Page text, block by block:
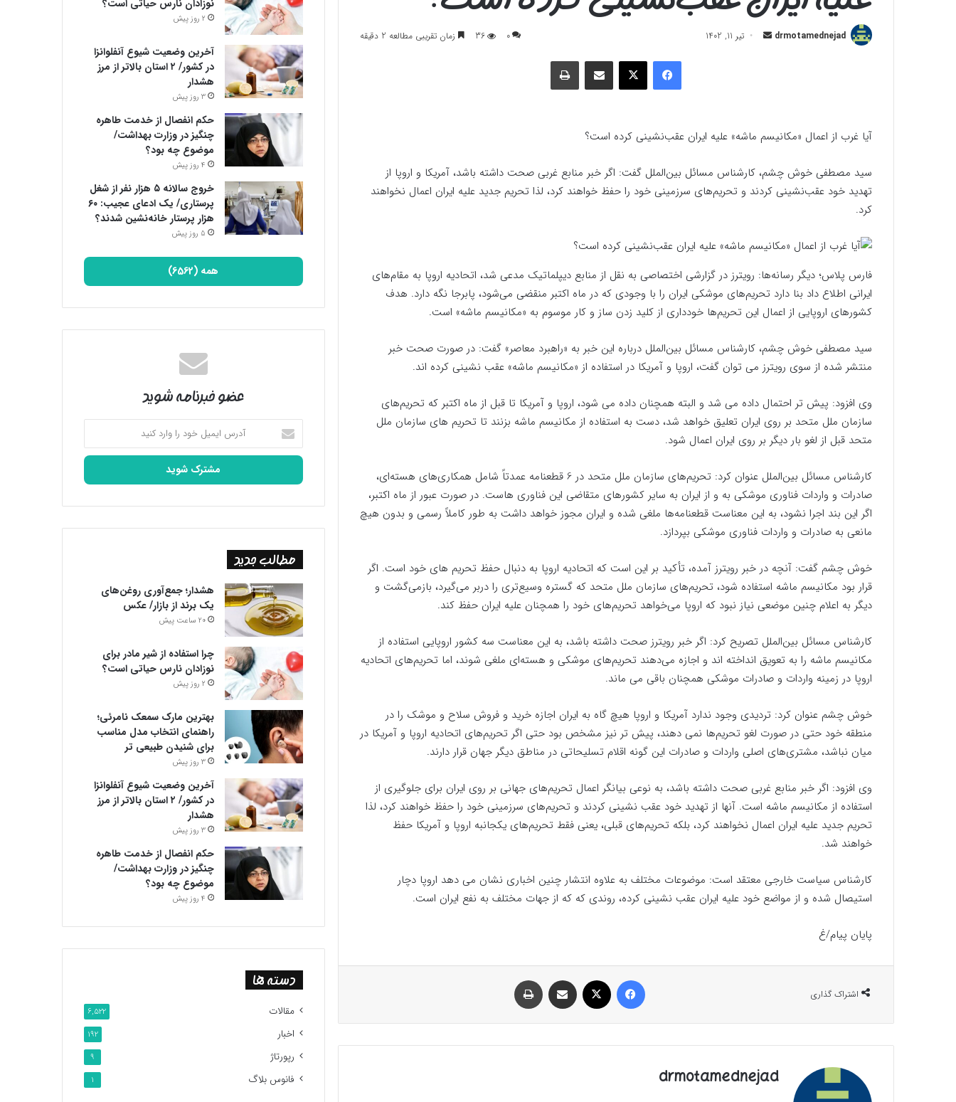
drmotamednejad
ارسال تیر 11, 1402 0
36 زمان تقریبی مطالعه 2 دقیقه
فیسبوک ایکس اشتراک گذاری با ایمیل چاپ
آیا غرب از اعمال «مکانیسم ماشه» علیه ایران عقب‌نشینی کرده است؟
سید مصطفی خوش چشم، کارشناس مسائل بین‌الملل گفت: اگر خبر منابع غربی صحت داشته باشد، آمریکا و اروپا از
تهدید خود عقب‌نشینی کردند و تحریم‌های سرزمینی خود را حفظ خواهند کرد، لذا تحریم جدید علیه ایران اعمال نخواهند
کرد.
فارس پلاس؛ دیگر رسانه‌ها: رویترز در گزارشی اختصاصی به نقل از منابع دیپلماتیک مدعی شد، اتحادیه اروپا به مقام‌های
ایرانی اطلاع داد بنا دارد تحریم‌های موشکی ایران را با وجودی که در ماه اکتبر منقضی می‌شود، پابرجا نگه دارد. هدف
کشورهای اروپایی از اعمال این تحریم‌ها خودداری از کلید زدن ساز و کار موسوم به «مکانیسم ماشه» است.
سید مصطفی خوش چشم، کارشناس مسائل بین‌الملل درباره این خبر به «راهبرد معاصر» گفت: در صورت صحت خبر
منتشر شده از سوی رویترز می توان گفت، اروپا و آمریکا در استفاده از «مکانیسم ماشه» عقب نشینی کرده اند.
وی افزود: پیش تر احتمال داده می شد و البته همچنان داده می شود، اروپا و آمریکا تا قبل از ماه اکتبر که تحریم‌های
سازمان ملل متحد بر روی ایران تعلیق خواهد شد، دست به استفاده از مکانیسم ماشه بزنند تا تحریم های سازمان ملل
متحد قبل از لغو بار دیگر بر روی ایران اعمال شود.
کارشناس مسائل بین‌الملل عنوان کرد: تحریم‌های سازمان ملل متحد در 6 قطعنامه عمدتاً شامل همکاری‌های هسته‌ای،
صادرات و واردات فناوری موشکی به و از ایران به سایر کشورهای متقاضی این فناوری هاست. در صورت عبور از ماه اکتبر،
اگر این بند اجرا نشود، به این معناست قطعنامه‌ها ملغی شده و ایران مجوز خواهد داشت به طور کاملاً رسمی و بدون هیچ
مانعی به صادرات و واردات فناوری موشکی بپردازد.
خوش چشم گفت: آنچه در خبر رویترز آمده، تأکید بر این است که اتحادیه اروپا به دنبال حفظ تحریم های خود است. اگر
قرار بود مکانیسم ماشه استفاده شود، تحریم‌های سازمان ملل متحد که گستره وسیع‌تری را دربر می‌گیرد، بازمی‌گشت و
دیگر به اعلام چنین موضعی نیاز نبود که اروپا می‌خواهد تحریم‌های خود را همچنان علیه ایران حفظ کند.
کارشناس مسائل بین‌الملل تصریح کرد: اگر خبر رویترز صحت داشته باشد، به این معناست سه کشور اروپایی استفاده از
مکانیسم ماشه را به تعویق انداخته اند و اجازه می‌دهند تحریم‌های موشکی و هسته‌ای ملغی شوند، اما تحریم‌های اتحادیه
اروپا در زمینه واردات و صادرات موشکی همچنان باقی می ماند.
خوش چشم عنوان کرد: تردیدی وجود ندارد آمریکا و اروپا هیچ گاه به ایران اجازه خرید و فروش سلاح و موشک را در
منطقه خود حتی در صورت لغو تحریم‌ها نمی دهند، پیش تر نیز مشخص بود حتی اگر تحریم‌های اتحادیه اروپا و آمریکا در
میان نباشد، مشتری‌های اصلی واردات و صادرات این گونه اقلام تسلیحاتی در مناطق دیگر جهان قرار دارند.
وی افزود: اگر خبر منابع غربی صحت داشته باشد، به نوعی بیانگر اعمال تحریم‌های جهانی بر روی ایران برای جلوگیری از
استفاده از مکانیسم ماشه است. آنها از تهدید خود عقب نشینی کردند و تحریم‌های سرزمینی خود را حفظ خواهند کرد، لذا
تحریم جدید علیه ایران اعمال نخواهند کرد، بلکه تحریم‌های قبلی، یعنی فقط تحریم‌های یکجانبه اروپا و آمریکا حفظ
خواهند شد.
کارشناس سیاست خارجی معتقد است: موضوعات مختلف به علاوه انتشار چنین اخباری نشان می دهد اروپا دچار
استیصال شده و از مواضع خود علیه ایران عقب نشینی کرده، روندی که که از جهات مختلف به نفع ایران است.
پایان پیام/غ
اشتراک گذاری
فیسبوک ایکس اشتراک گذاری با ایمیل
drmotamednejad
نوزادان نارس حیاتی است؟
2 روز پیش
آخرین وضعیت شیوع آنفلوانزا
در کشور/ ۲ استان بالاتر از مرز
هشدار
3 روز پیش
حکم انفصال از خدمت طاهره
چنگیز در وزارت بهداشت/
موضوع چه بود؟
4 روز پیش
خروج سالانه ۵ هزار نفر از شغل
پرستاری/ یک ادعای عجیب: ۶۰
هزار پرستار خانه‌نشین شدند؟
5 روز پیش
همه (6562)
عضو خبرنامه شوید
آدرس
ایمیل
خود
وارد
مطالب جدید
هشدار؛ جمع‌آوری روغن‌های
یک برند از بازار/ عکس
20 ساعت پیش
چرا استفاده از شیر مادر برای
نوزادان نارس حیاتی است؟
2 روز پیش
بهترین مارک سمعک نامرئی؛
راهنمای انتخاب مدل مناسب
برای شنیدن طبیعی تر
3 روز پیش
آخرین وضعیت شیوع آنفلوانزا
در کشور/ ۲ استان بالاتر از مرز
هشدار
3 روز پیش
حکم انفصال از خدمت طاهره
چنگیز در وزارت بهداشت/
موضوع چه بود؟
4 روز پیش
دسته ها
مقالات 6,522
اخبار 192
رپورتاژ 9
فانوس بلاگ 1